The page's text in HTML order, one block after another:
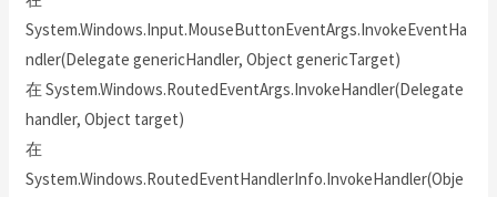
System.Windows.Input.MouseButtonEventArgs.InvokeEventHa
ndler(Delegate genericHandler, Object genericTarget)
在 System.Windows.RoutedEventArgs.InvokeHandler(Delegate
handler, Object target)
在
System.Windows.RoutedEventHandlerInfo.InvokeHandler(Obje